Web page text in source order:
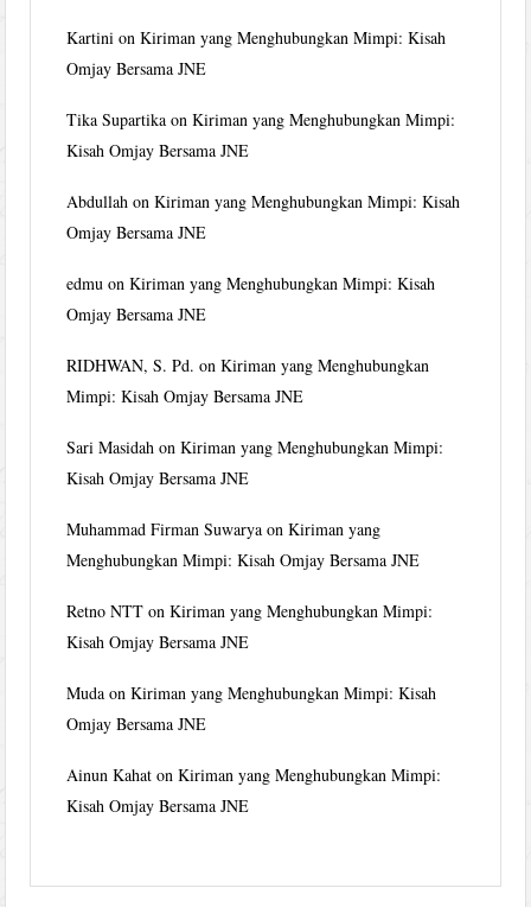
Kartini onKiriman yang Menghubungkan Mimpi: Kisah
Omjay Bersama JNE
Tika Supartika onKiriman yang Menghubungkan Mimpi:
Kisah Omjay Bersama JNE
Abdullah onKiriman yang Menghubungkan Mimpi: Kisah
Omjay Bersama JNE
edmu onKiriman yang Menghubungkan Mimpi: Kisah
Omjay Bersama JNE
RIDHWAN, S. Pd. onKiriman yang Menghubungkan
Mimpi: Kisah Omjay Bersama JNE
Sari Masidah onKiriman yang Menghubungkan Mimpi:
Kisah Omjay Bersama JNE
Muhammad Firman Suwarya onKiriman yang
Menghubungkan Mimpi: Kisah Omjay Bersama JNE
Retno NTT onKiriman yang Menghubungkan Mimpi:
Kisah Omjay Bersama JNE
Muda onKiriman yang Menghubungkan Mimpi: Kisah
Omjay Bersama JNE
Ainun Kahat onKiriman yang Menghubungkan Mimpi:
Kisah Omjay Bersama JNE